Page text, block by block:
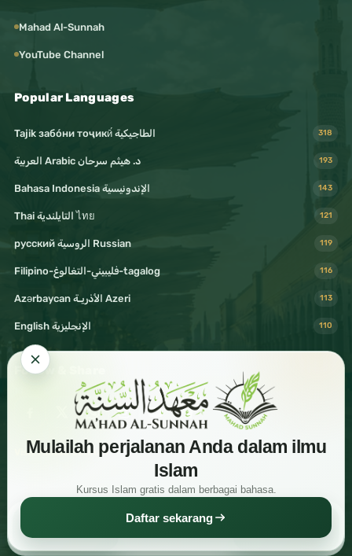
Mulailah perjalanan Anda dalam ilmu
Islam
Kursus Islam gratis dalam berbagai bahasa.
Daftar sekarang
Mahad Al-Sunnah
YouTube Channel
Popular Languages
Tajik забо́ни тоҷикӣ́ الطاجيكية 318
د. هيثم سرحان Arabic العربية 193
Bahasa Indonesia الإندونيسية 143
Thai التايلندية ไทย 121
русский الروسية Russian 119
Filipino-فليبيني-التغالوغ-tagalog 116
Azərbaycan الأذريـة Azeri 113
English الإنجليزية 110
Follow & Share
Visit Mahad Sunnah
© 2026 Shaykh Haytham Sarhaan. All rights reserved.